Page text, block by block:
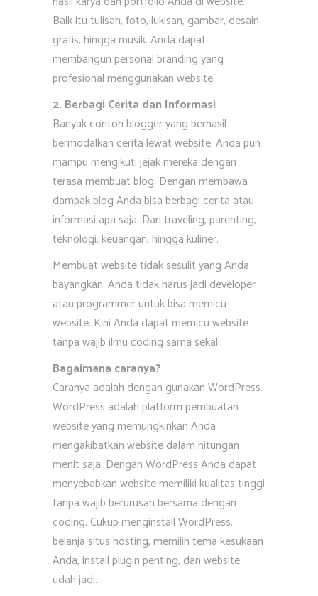
Baik itu tulisan, foto, lukisan, gambar, desain
grafis, hingga musik. Anda dapat
membangun personal branding yang
profesional menggunakan website.
2. Berbagi Cerita dan Informasi
Banyak contoh blogger yang berhasil
bermodalkan cerita lewat website. Anda pun
mampu mengikuti jejak mereka dengan
terasa membuat blog. Dengan membawa
dampak blog Anda bisa berbagi cerita atau
informasi apa saja. Dari traveling, parenting,
teknologi, keuangan, hingga kuliner.
Membuat website tidak sesulit yang Anda
bayangkan. Anda tidak harus jadi developer
atau programmer untuk bisa memicu
website. Kini Anda dapat memicu website
tanpa wajib ilmu coding sama sekali.
Bagaimana caranya?
Caranya adalah dengan gunakan WordPress.
WordPress adalah platform pembuatan
website yang memungkinkan Anda
mengakibatkan website dalam hitungan
menit saja. Dengan WordPress Anda dapat
menyebabkan website memiliki kualitas tinggi
tanpa wajib berurusan bersama dengan
coding. Cukup menginstall WordPress,
belanja situs hosting, memilih tema kesukaan
Anda, install plugin penting, dan website
udah jadi.